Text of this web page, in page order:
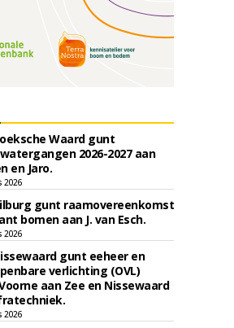
Waard gunt
2026-2027 aan
en Jaro.
2026
gunt raamovereenkomst
bomen aan J. van Esch.
2026
gunt eeheer en
verlichting (OVL)
aan Zee en Nissewaard
2026